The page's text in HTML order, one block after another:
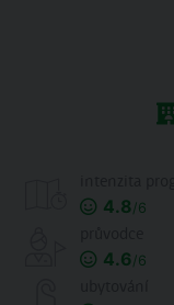
4.8/6
4.6/6